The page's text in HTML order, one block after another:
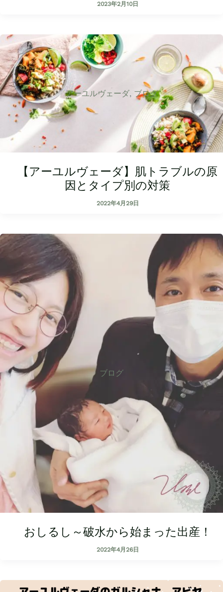
2023年2月10日
アーユルヴェーダ, ブログ
【アーユルヴェーダ】肌トラブルの原
因とタイプ別の対策
2022年4月29日
ブログ
おしるし～破水から始まった出産！
2022年4月26日